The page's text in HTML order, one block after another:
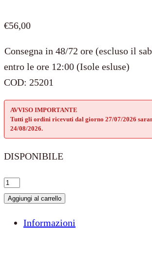
€56,00
Consegna in 48/72 ore (escluso il
entro le ore 12:00 (Isole esluse)
COD: 25201
AVVISO IMPORTANTE
Tutti gli ordini ricevuti dal giorno 27/07/2026
24/08/2026.
DISPONIBILE
CHARM
ARG.
Aggiungi al carrello
Informazioni